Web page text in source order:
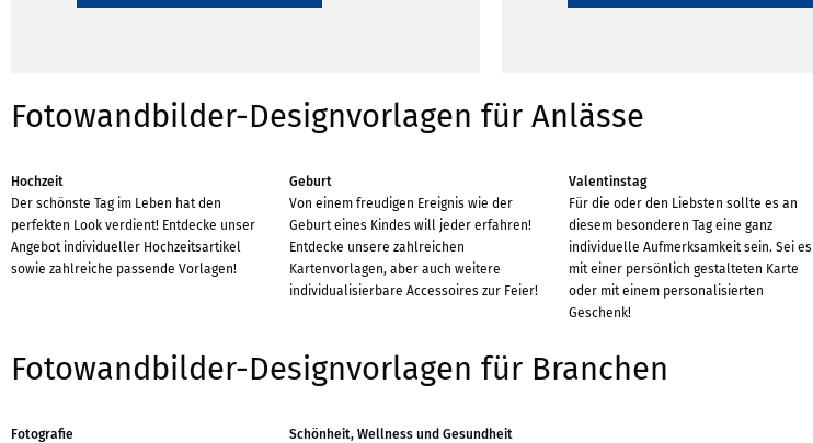
Fotowandbilder-Designvorlagen für Anlässe
Hochzeit
Der schönste Tag im Leben hat den
perfekten Look verdient! Entdecke unser
Angebot individueller Hochzeitsartikel
sowie zahlreiche passende Vorlagen!
Geburt
Von einem freudigen Ereignis wie der
Geburt eines Kindes will jeder erfahren!
Entdecke unsere zahlreichen
Kartenvorlagen, aber auch weitere
individualisierbare Accessoires zur Feier!
Valentinstag
Für die oder den Liebsten sollte es an
diesem besonderen Tag eine ganz
individuelle Aufmerksamkeit sein. Sei es
mit einer persönlich gestalteten Karte
oder mit einem personalisierten
Geschenk!
Fotowandbilder-Designvorlagen für Branchen
Fotografie
Schönheit, Wellness und Gesundheit